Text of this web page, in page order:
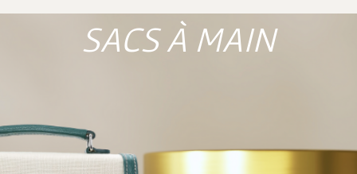
SACS À MAIN